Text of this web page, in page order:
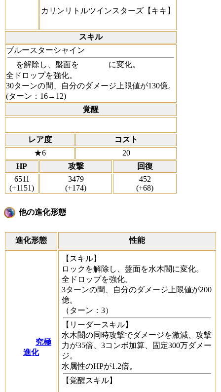
カリンリトルツインスターズ【キキ】
スキル
ブルースターシャイン
を解除し、盤面を
に変化。
全ドロップを強化。
30ターンの間、自分のダメージ上限値が130億。
(ターン：16→12)
覚醒
レア度
コスト
★6
20
HP
攻撃
回復
6511
(+1151)
3479
(+174)
452
(+68)
他の進化形態
進化形態 性能
究極
進化
【スキル】
ロックを解除し、盤面を水木闇に変化。
全ドロップを強化。
3ターンの間、自分のダメージ上限値が200
億。
（ターン：3）
【リーダースキル】
水木闇の同時攻撃でダメージを激減、攻撃
力が35倍、3コンボ加算、固定300万ダメー
ジ。
水属性のHPが1.2倍。
【覚醒スキル】